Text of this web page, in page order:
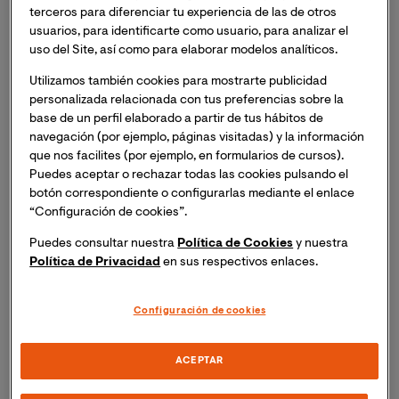
Plazas limitadas
Máster Universitario en Dirección y
terceros para diferenciar tu experiencia de las de otros
usuarios, para identificarte como usuario, para analizar el
uso del Site, así como para elaborar modelos analíticos.
Utilizamos también cookies para mostrarte publicidad
personalizada relacionada con tus preferencias sobre la
base de un perfil elaborado a partir de tus hábitos de
navegación (por ejemplo, páginas visitadas) y la información
que nos facilites (por ejemplo, en formularios de cursos).
Puedes aceptar o rechazar todas las cookies pulsando el
botón correspondiente o configurarlas mediante el enlace
“Configuración de cookies”.
Puedes consultar nuestra Política de Cookies y nuestra
Política de Privacidad en sus respectivos enlaces.
Configuración de cookies
ACEPTAR